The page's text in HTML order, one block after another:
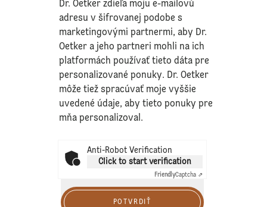
Dr. Oetker zdieľa moju e-mailovú
adresu v šifrovanej podobe s
marketingovými partnermi, aby Dr.
Oetker a jeho partneri mohli na ich
platformách používať tieto dáta pre
personalizované ponuky. Dr. Oetker
môže tiež spracúvať moje vyššie
uvedené údaje, aby tieto ponuky pre
mňa personalizoval.
Anti-Robot Verification
Click to start verification
FriendlyCaptcha ⇗
POTVRDIŤ